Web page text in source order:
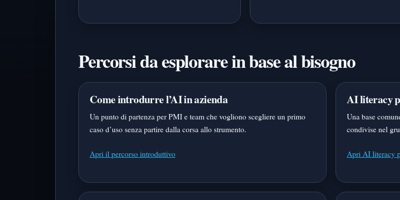
Percorsi da esplorare in base al bisogno
Come introdurre l’AI in azienda
Un punto di partenza per PMI e team che vogliono scegliere un primo
caso d’uso senza partire dalla corsa allo strumento.
Apri il percorso introduttivo
AI literacy
Una base
condivise nel
Apri AI literacy